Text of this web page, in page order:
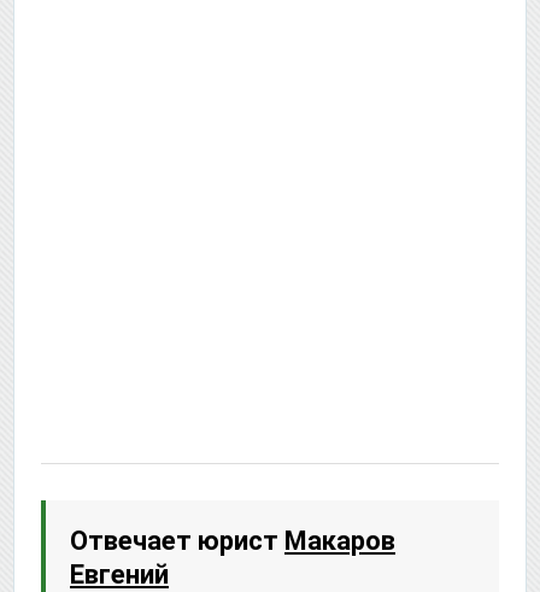
Отвечает юрист Макаров
Евгений